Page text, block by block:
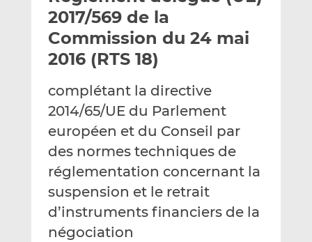
e
p
a
e
m
i
l
g
e
r
s
r
L
n
k
e
d
I
n
g
e
s
r
F
c
e
b
o
o
k
2017/569 de la
Commission du 24 mai
2016 (RTS 18)
complétant la directive
2014/65/UE du Parlement
européen et du Conseil par
des normes techniques de
réglementation concernant la
suspension et le retrait
d’instruments financiers de la
négociation